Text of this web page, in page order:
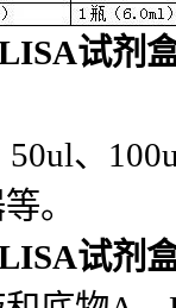
。
试剂
和底物A
烟或使用
的任何
试剂